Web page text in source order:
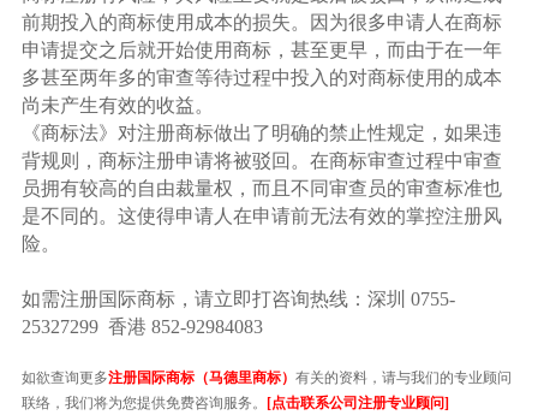
前期投入的商标使用成本的损失。因为很多申请人在商标
申请提交之后就开始使用商标，甚至更早，而由于在一年
多甚至两年多的审查等待过程中投入的对商标使用的成本
尚未产生有效的收益。
《商标法》对注册商标做出了明确的禁止性规定，如果违
背规则，商标注册申请将被驳回。在商标审查过程中审查
员拥有较高的自由裁量权，而且不同审查员的审查标准也
是不同的。这使得申请人在申请前无法有效的掌控注册风
险。
如需注册国际商标，请立即打咨询热线：深圳 0755-
25327299 香港 852-92984083
如欲查询更多注册国际商标（马德里商标） 有关的资料，请与我们的专业顾问
联络，我们将为您提供免费咨询服务。 [点击联系公司注册专业顾问]